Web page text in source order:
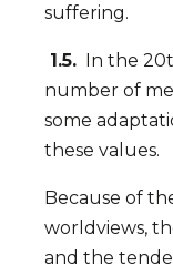
suffering.
1.5. In the
number of
some
these values.
Because of
worldviews,
and the